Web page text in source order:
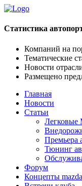
Статистика
Компаний на
Тематические
Новости
Размещено
Главная
Новости
Статьи
Легковые
Премьера
Тюнинг
Форум
Концепты mazda